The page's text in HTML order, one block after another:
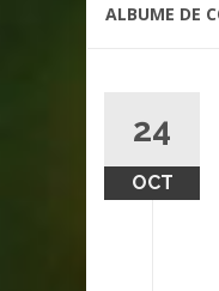
ALBUME DE
24
OCT